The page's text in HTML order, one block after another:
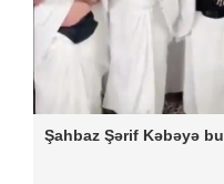
Şahbaz Şərif Kəbəyə